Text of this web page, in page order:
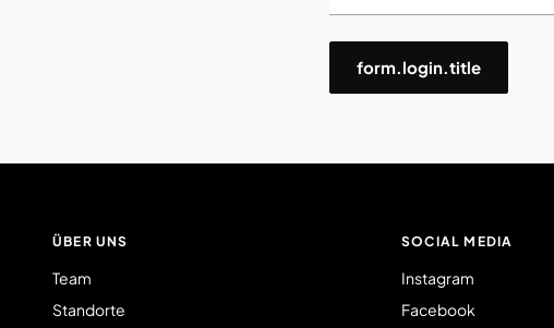
form.login.title
ÜBER UNS
Team
Standorte
SOCIAL MEDIA
Instagram
Facebook